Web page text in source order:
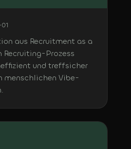
aus Recruitment as a
Recruiting-Prozess
und treffsicher
menschlichen Vibe-